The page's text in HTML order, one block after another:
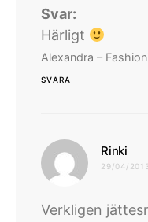
Svar:
Härligt
Alexandra –
SVARA
Rinki
29/04/
Verkligen